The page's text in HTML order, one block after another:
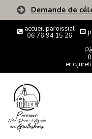
Demande de
accueil paroissial
06 76 94 15 26